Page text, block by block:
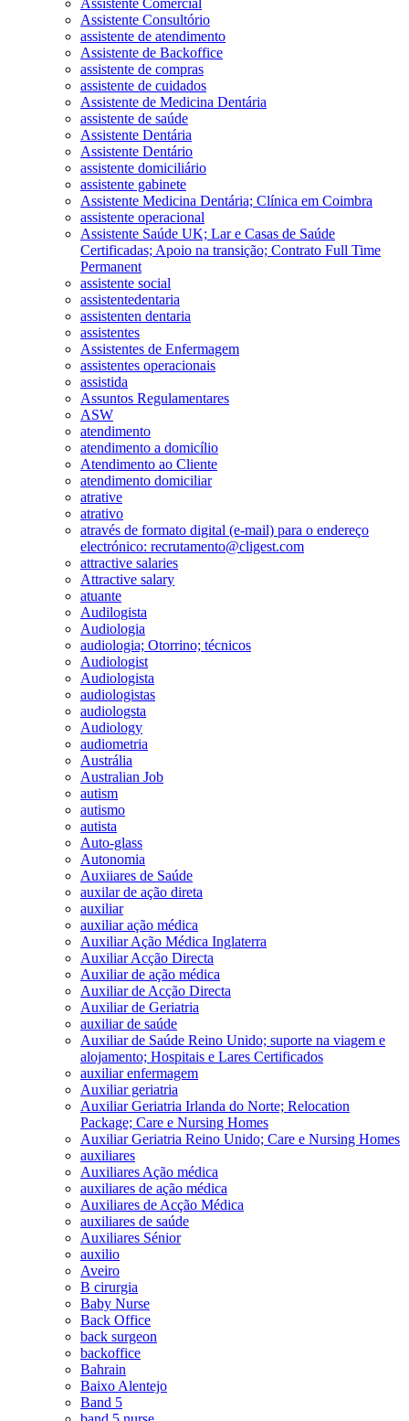
Assistente Consultório
assistente de atendimento
Assistente de Backoffice
assistente de compras
assistente de cuidados
Assistente de Medicina Dentária
assistente de saúde
Assistente Dentária
Assistente Dentário
assistente domiciliário
assistente gabinete
Assistente Medicina Dentária; Clínica em Coimbra
assistente operacional
Assistente Saúde UK; Lar e Casas de Saúde
Certificadas; Apoio na transição; Contrato Full Time
Permanent
assistente social
assistentedentaria
assistenten dentaria
assistentes
Assistentes de Enfermagem
assistentes operacionais
assistida
Assuntos Regulamentares
ASW
atendimento
atendimento a domicílio
Atendimento ao Cliente
atendimento domiciliar
atrative
atrativo
através de formato digital (e-mail) para o endereço
electrónico: recrutamento@cligest.com
attractive salaries
Attractive salary
atuante
Audilogista
Audiologia
audiologia; Otorrino; técnicos
Audiologist
Audiologista
audiologistas
audiologsta
Audiology
audiometria
Austrália
Australian Job
autism
autismo
autista
Auto-glass
Autonomia
Auxiiares de Saúde
auxilar de ação direta
auxiliar
auxiliar ação médica
Auxiliar Ação Médica Inglaterra
Auxiliar Acção Directa
Auxiliar de ação médica
Auxiliar de Acção Directa
Auxiliar de Geriatria
auxiliar de saúde
Auxiliar de Saúde Reino Unido; suporte na viagem e
alojamento; Hospitais e Lares Certificados
auxiliar enfermagem
Auxiliar geriatria
Auxiliar Geriatria Irlanda do Norte; Relocation
Package; Care e Nursing Homes
Auxiliar Geriatria Reino Unido; Care e Nursing Homes
auxiliares
Auxiliares Ação médica
auxiliares de ação médica
Auxiliares de Acção Médica
auxiliares de saúde
Auxiliares Sénior
auxilio
Aveiro
B cirurgia
Baby Nurse
Back Office
back surgeon
backoffice
Bahrain
Baixo Alentejo
Band 5